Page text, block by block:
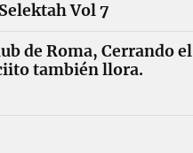
Vol 7
de Roma, Cerrando el
también llora.